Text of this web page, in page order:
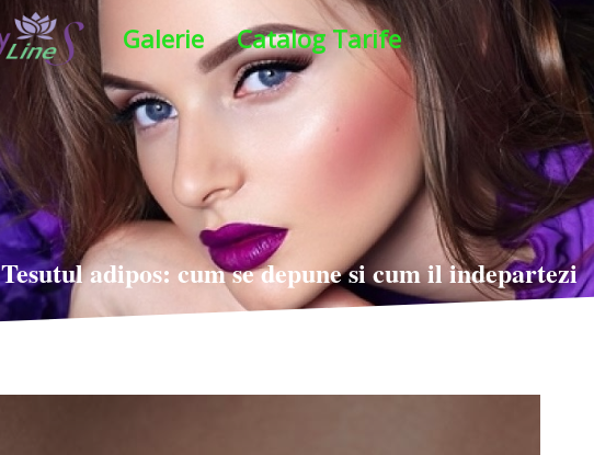
Galerie Catalog Tarife
Tesutul adipos: cum se depune si cum il indepartezi